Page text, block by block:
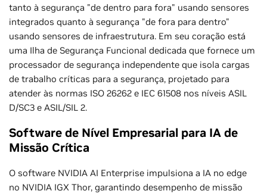
tanto à segurança "de dentro para fora" usando sensores
integrados quanto à segurança "de fora para dentro"
usando sensores de infraestrutura. Em seu coração está
uma Ilha de Segurança Funcional dedicada que fornece um
processador de segurança independente que isola cargas
de trabalho críticas para a segurança, projetado para
atender às normas ISO 26262 e IEC 61508 nos níveis ASIL
D/SC3 e ASIL/SIL 2.
Software de Nível Empresarial para IA de
Missão Crítica
O software NVIDIA AI Enterprise impulsiona a IA no edge
no NVIDIA IGX Thor, garantindo desempenho de missão